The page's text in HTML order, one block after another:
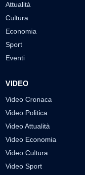
Attualità
Cultura
Economia
Sport
Eventi
VIDEO
Video Cronaca
Video Politica
Video Attualità
Video Economia
Video Cultura
Video Sport